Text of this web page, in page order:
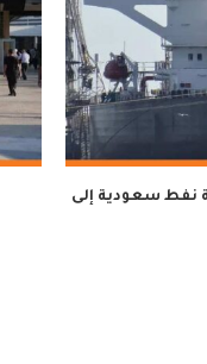
نفط سعودية إلى